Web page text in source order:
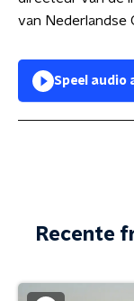
van Nederlandse
Speel audio
Recente